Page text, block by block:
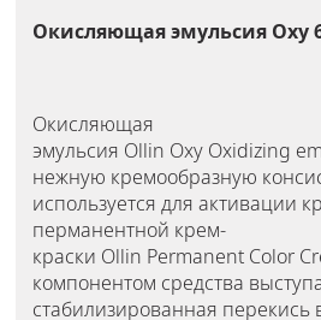
Окисляющая эмульсия Oxy
Окисляющая
эмульсия Ollin Oxy Oxidizing
нежную кремообразную
используется для активации
перманентной крем-
краски Ollin Permanent Color
компонентом средства
стабилизированная перекись